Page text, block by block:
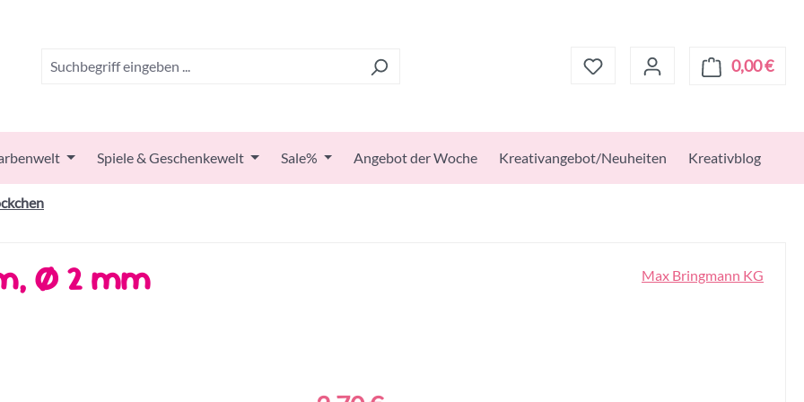
0,00 €
Spiele & Geschenkewelt Sale% Angebot der Woche Kreativangebot/Neuheiten Kreativblog
Ø 2 mm Max Bringmann KG
Regulärer Preis: